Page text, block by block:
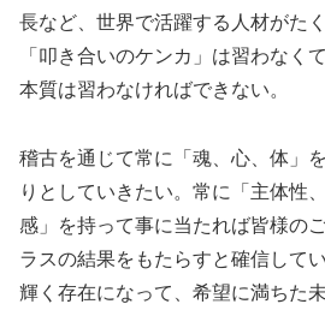
長など、世界で活躍する人材がた
「叩き合いのケンカ」は習わなく
本質は習わなければできない。
稽古を通じて常に「魂、心、体」
りとしていきたい。常に「主体性
感」を持って事に当たれば皆様の
ラスの結果をもたらすと確信して
輝く存在になって、希望に満ちた